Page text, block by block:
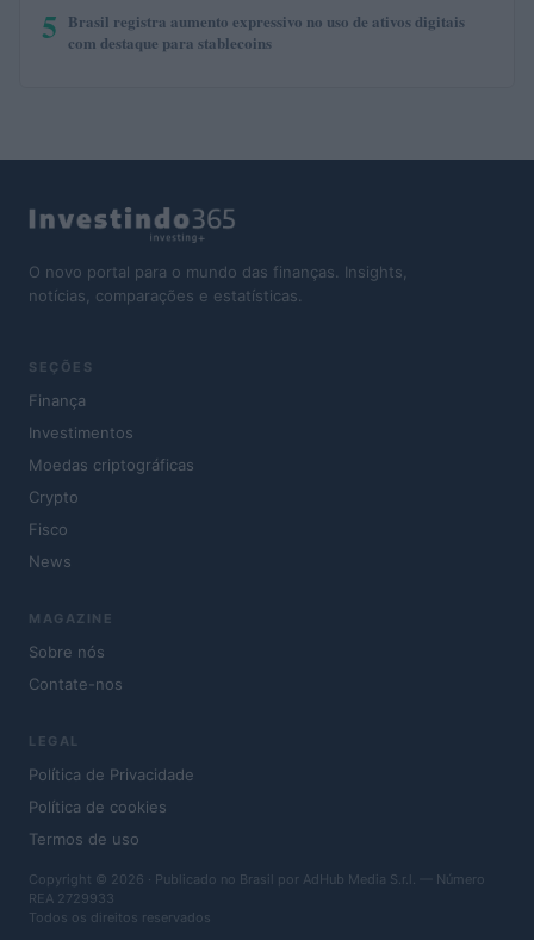
5 Brasil registra aumento expressivo no uso de ativos digitais
com destaque para stablecoins
O novo portal para o mundo das finanças. Insights,
notícias, comparações e estatísticas.
SEÇÕES
Finança
Investimentos
Moedas criptográficas
Crypto
Fisco
News
MAGAZINE
Sobre nós
Contate-nos
LEGAL
Política de Privacidade
Política de cookies
Termos de uso
Copyright © 2026 · Publicado no Brasil por AdHub Media S.r.l. — Número
REA 2729933
Todos os direitos reservados